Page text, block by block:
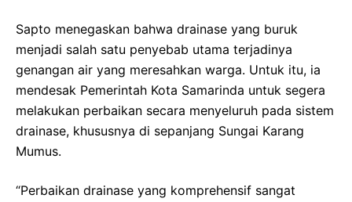
Sapto menegaskan bahwa drainase yang buruk
menjadi salah satu penyebab utama terjadinya
genangan air yang meresahkan warga. Untuk itu, ia
mendesak Pemerintah Kota Samarinda untuk segera
melakukan perbaikan secara menyeluruh pada sistem
drainase, khususnya di sepanjang Sungai Karang
Mumus.
“Perbaikan drainase yang komprehensif sangat